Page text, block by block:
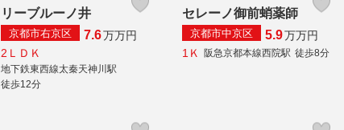
リーブルーノ井
京都市右京区 7.6万万円
2ＬＤＫ
地下鉄東西線太秦天神川駅
徒歩12分
セレーノ御前蛸薬師
京都市中京区 5.9万万円
1Ｋ
阪急京都本線西院駅 徒歩8分